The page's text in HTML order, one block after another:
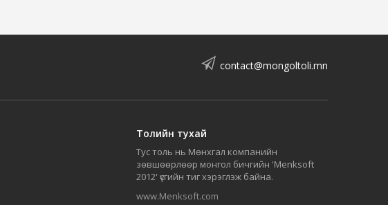
contact@mongoltoli.mn
Толийн тухай
Тус толь нь Мөнхгал компанийн
зөвшөөрлөөр монгол бичгийн 'Menksoft
2012' үсгийн тиг хэрэглэж байна.
www.Menksoft.com